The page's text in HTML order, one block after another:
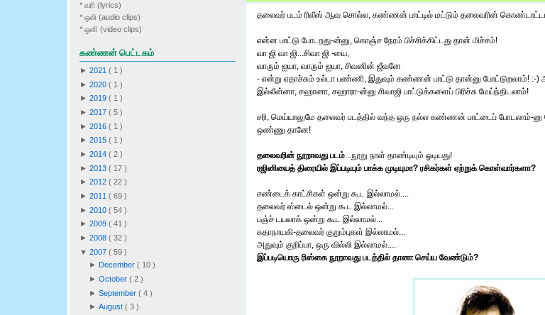
* வரி (lyrics)
* ஒலி (audio clips)
* ஒளி (video clips)
கண்ணன் பெட்டகம்
► 2021 ( 1 )
► 2020 ( 1 )
► 2019 ( 1 )
► 2017 ( 5 )
► 2016 ( 1 )
► 2015 ( 1 )
► 2014 ( 2 )
► 2013 ( 17 )
► 2012 ( 22 )
► 2011 ( 69 )
► 2010 ( 54 )
► 2009 ( 41 )
► 2008 ( 32 )
▼ 2007 ( 59 )
► December ( 10 )
► October ( 2 )
► September ( 4 )
► August ( 3 )
தலைவர் படம் ரிலீஸ் ஆவ சொல்ல, கண்ணன் பாட்டில் மட்டும் தலைவரின்
என்ன பாட்டு போடறது-ன்னு, கொஞ்ச நேரம் பிச்சிக்கிட்டது தான் மிச்சம்!
வா ஜி வா ஜி...சிவா ஜி -யை,
வாரும் ஐயா, வாரும் ஐயா, சிவனின் ஜீவனே
- என்று ஏதாச்சும் உல்டா பண்ணி, இதுவும் கண்ணன் பாட்டு தான்னு போட்டுறலாம்!
இல்லீன்னா, சஹானா, சஹாரா-ன்னு சிவாஜி பாட்டுக்களைப் பிரிச்சு மேய்ந்திடலாம்!
சரி, மெய்யாலுமே தலைவர் படத்தில் வந்த ஒரு நல்ல கண்ணன் பாட்டைப் போடலாம்-
ஒண்ணு தானே!
தலைவரின் நூறாவது படம்...நூறு நாள் தாண்டியும் ஓடியது!
ரஜினியைத் திரையில் இப்படியும் பாக்க முடியுமா? ரசிகர்கள் ஏற்றுக் கொள்வார்களா?
சண்டைக் காட்சிகள் ஒன்று கூட இல்லாமல்....
தலைவர் ஸ்டைல் ஒன்று கூட இல்லாமல்...
பஞ்ச் டயலாக் ஒன்று கூட இல்லாமல்...
கதாநாயகி-தலைவர் குறும்புகள் இல்லாமல்...
அதுவும் குறிப்பா, ஒரு வில்லி இல்லாமல்....
இப்படியொரு ரிஸ்கை நூறாவது படத்தில் தானா செய்ய வேண்டும்?